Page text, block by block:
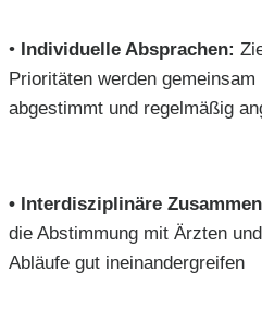
• Individuelle Absprachen:
Prioritäten werden
abgestimmt und regelmäßig
• Interdisziplinäre
die Abstimmung mit Ärzten
Abläufe gut ineinandergreifen